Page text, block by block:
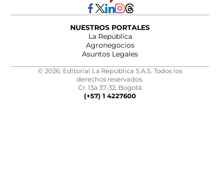
NUESTROS PORTALES
La República
Agronegocios
Asuntos Legales
© 2026, Editorial La República S.A.S. Todos los
derechos reservados.
Cr. 13a 37-32, Bogotá
(+57) 1 4227600